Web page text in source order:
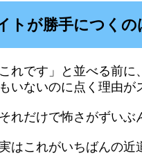
トが勝手につく
れです」と並べる前
いないのに点く理由が
れだけで怖さがずいぶ
はこれがいちばんの近